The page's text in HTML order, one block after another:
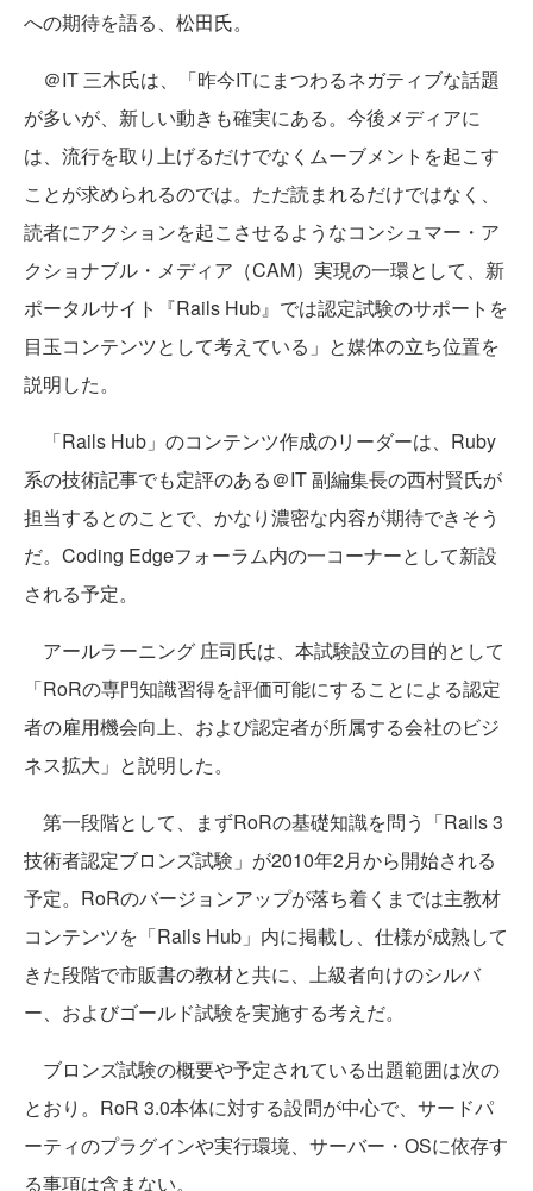
への期待を語る、松田氏。
＠IT 三木氏は、「昨今ITにまつわるネガティブな話題
が多いが、新しい動きも確実にある。今後メディアに
は、流行を取り上げるだけでなくムーブメントを起こす
ことが求められるのでは。ただ読まれるだけではなく、
読者にアクションを起こさせるようなコンシュマー・ア
クショナブル・メディア（CAM）実現の一環として、新
ポータルサイト『Rails Hub』では認定試験のサポートを
目玉コンテンツとして考えている」と媒体の立ち位置を
説明した。
「Rails Hub」のコンテンツ作成のリーダーは、Ruby
系の技術記事でも定評のある＠IT 副編集長の西村賢氏が
担当するとのことで、かなり濃密な内容が期待できそう
だ。Coding Edgeフォーラム内の一コーナーとして新設
される予定。
アールラーニング 庄司氏は、本試験設立の目的として
「RoRの専門知識習得を評価可能にすることによる認定
者の雇用機会向上、および認定者が所属する会社のビジ
ネス拡大」と説明した。
第一段階として、まずRoRの基礎知識を問う「Rails 3
技術者認定ブロンズ試験」が2010年2月から開始される
予定。RoRのバージョンアップが落ち着くまでは主教材
コンテンツを「Rails Hub」内に掲載し、仕様が成熟して
きた段階で市販書の教材と共に、上級者向けのシルバ
ー、およびゴールド試験を実施する考えだ。
ブロンズ試験の概要や予定されている出題範囲は次の
とおり。RoR 3.0本体に対する設問が中心で、サードパ
ーティのプラグインや実行環境、サーバー・OSに依存す
る事項は含まない。